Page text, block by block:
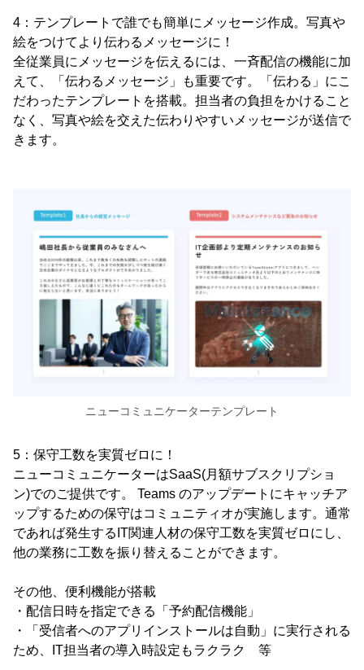
4：テンプレートで誰でも簡単にメッセージ作成。写真や
絵をつけてより伝わるメッセージに！
全従業員にメッセージを伝えるには、一斉配信の機能に加
えて、「伝わるメッセージ」も重要です。「伝わる」にこ
だわったテンプレートを搭載。担当者の負担をかけること
なく、写真や絵を交えた伝わりやすいメッセージが送信で
きます。
ニューコミュニケーターテンプレート
5：保守工数を実質ゼロに！
ニューコミュニケーターはSaaS(月額サブスクリプショ
ン)でのご提供です。 Teams のアップデートにキャッチア
ップするための保守はコミュニティオが実施します。通常
であれば発生するIT関連人材の保守工数を実質ゼロにし、
他の業務に工数を振り替えることができます。
その他、便利機能が搭載
・配信日時を指定できる「予約配信機能」
・「受信者へのアプリインストールは自動」に実行される
ため、IT担当者の導入時設定もラクラク 等